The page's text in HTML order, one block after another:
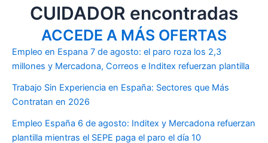
CUIDADOR encontradas
ACCEDE A MÁS OFERTAS
Empleo en Espana 7 de agosto: el paro roza los 2,3
millones y Mercadona, Correos e Inditex refuerzan plantilla
Trabajo Sin Experiencia en España: Sectores que Más
Contratan en 2026
Empleo España 6 de agosto: Inditex y Mercadona refuerzan
plantilla mientras el SEPE paga el paro el día 10